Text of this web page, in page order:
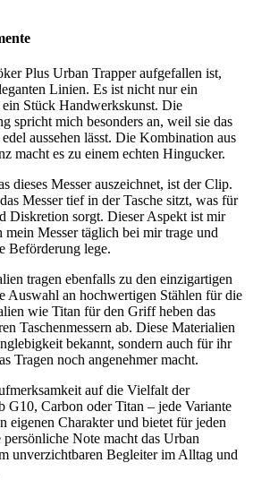
Plus Urban Trapper aufgefallen ist,
Linien. Es ist nicht nur ein
Stück Handwerkskunst. Die
spricht mich besonders an, weil sie das
aussehen lässt. Die Kombination aus
macht es zu einem echten Hingucker.
dieses Messer auszeichnet, ist der Clip.
Messer tief in der Tasche sitzt, was für
Diskretion sorgt. Dieser Aspekt ist mir
Messer täglich bei mir trage und
Beförderung lege.
tragen ebenfalls zu den einzigartigen
Auswahl an hochwertigen Stählen für die
wie Titan für den Griff heben das
Taschenmessern ab. Diese Materialien
bekannt, sondern auch für ihr
Tragen noch angenehmer macht.
auf die Vielfalt der
G10, Carbon oder Titan – jede Variante
eigenen Charakter und bietet für jeden
Note macht das Urban
unverzichtbaren Begleiter im Alltag und